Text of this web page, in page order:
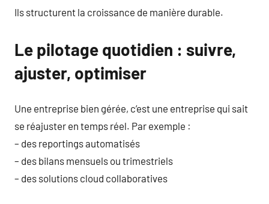
Ils structurent la croissance de manière durable.
Le pilotage quotidien : suivre,
ajuster, optimiser
Une entreprise bien gérée, c’est une entreprise qui sait
se réajuster en temps réel. Par exemple :
– des reportings automatisés
– des bilans mensuels ou trimestriels
– des solutions cloud collaboratives